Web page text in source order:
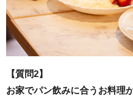
【質問2】
お家でパン飲みに合うお料理